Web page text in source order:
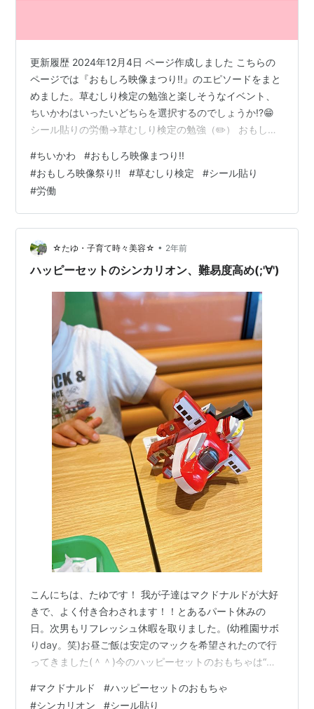
更新履歴 2024年12月4日 ページ作成しました こちらの
ページでは『おもしろ映像まつり!!』のエピソードをまと
めました。草むしり検定の勉強と楽しそうなイベント、
ちいかわはいったいどちらを選択するのでしょうか!?😁
シール貼りの労働→草むしり検定の勉強（✏️） おもしろ
せん。（ ）はナガノ先生のツイートです。 シール貼りの
労働→草むしり検定の勉強（✏️） 【2024/11/28】 もの
すごく久しぶりにレモンのシール貼りの労働をするちい
かわが描かれました😆真剣にシールを貼る姿は相変わら
ず可愛いです！ 夕日が差す中、稼いだ報酬を手に笑顔
で…
#ちいかわ #おもしろ映像まつり!!
#おもしろ映像祭り!! #草むしり検定 #シール貼り
#労働
☆たゆ・子育て時々美容☆ • 2年前
ハッピーセットのシンカリオン、難易度高め(;'∀')
こんにちは、たゆです！ 我が子達はマクドナルドが大好
きで、よく付き合わされます！！とあるパート休みの
日。次男もリフレッシュ休暇を取りました。(幼稚園サボ
りday。笑)お昼ご飯は安定のマックを希望されたので行
ってきました(＾＾)今のハッピーセットのおもちゃは“シ
した。 今回のシール貼りはかなり大変でした！！カーブ
#マクドナルド #ハッピーセットのおもちゃ
#シンカリオン #シール貼り